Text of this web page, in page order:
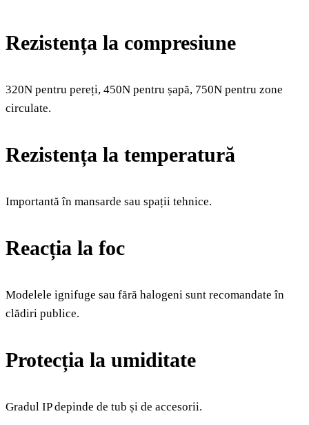
Rezistența la compresiune
320N pentru pereți, 450N pentru șapă, 750N pentru zone
circulate.
Rezistența la temperatură
Importantă în mansarde sau spații tehnice.
Reacția la foc
Modelele ignifuge sau fără halogeni sunt recomandate în
clădiri publice.
Protecția la umiditate
Gradul IP depinde de tub și de accesorii.